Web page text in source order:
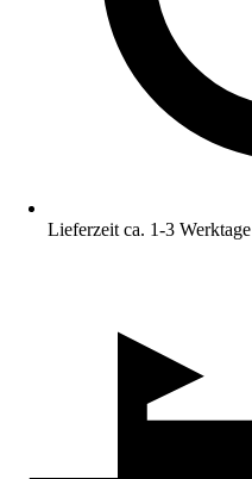
Lieferzeit ca. 1-3 Werktage